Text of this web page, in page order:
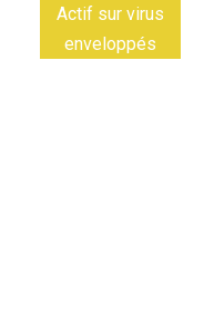
Actif sur virus
enveloppés
P.A.E